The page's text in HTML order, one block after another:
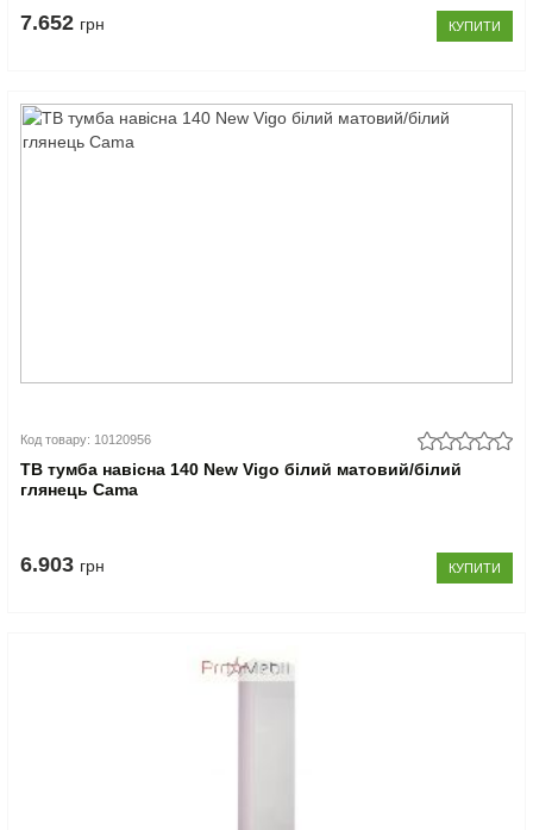
7.652 грн КУПИТИ
Код товару: 10120956
ТВ тумба навісна 140 New Vigo білий матовий/білий
глянець Cama
6.903 грн КУПИТИ